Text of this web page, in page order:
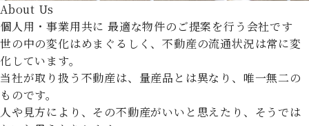
About Us
個人用・事業用共に 最適な物件のご提案を行う会社です
世の中の変化はめまぐるしく、不動産の流通状況は常に変
化しています。
当社が取り扱う不動産は、量産品とは異なり、唯一無二の
ものです。
人や見方により、その不動産がいいと思えたり、そうでは